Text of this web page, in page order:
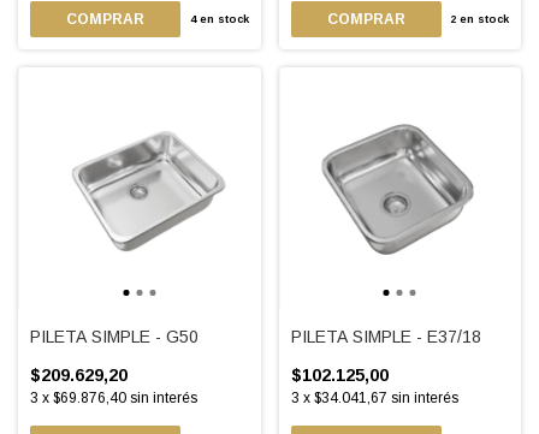
4en stock COMPRAR 2 en stock
PILETA SIMPLE - G50
$209.629,20
3 x $69.876,40 sin interés
PILETA SIMPLE - E37/18
$102.125,00
3 x $34.041,67 sin interés